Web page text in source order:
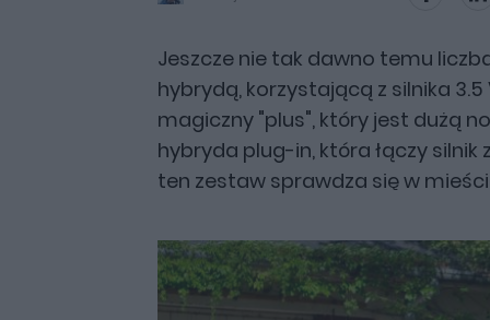
Jeszcze nie tak dawno temu
hybrydą, korzystającą z silnika
magiczny "plus", który jest dużą
hybryda plug-in, która łączy
ten zestaw sprawdza się w